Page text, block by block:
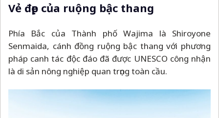
Vẻ đẹp của ruộng bậc thang
Phía Bắc của Thành phố Wajima là Shiroyone
Senmaida, cánh đồng ruộng bậc thang với phương
pháp canh tác độc đáo đã được UNESCO công nhận
là di sản nông nghiệp quan trọng toàn cầu.